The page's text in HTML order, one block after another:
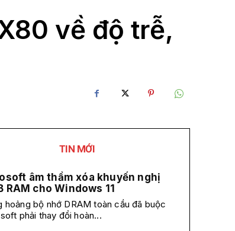
về độ trễ,
TIN MỚI
âm thầm xóa khuyến nghị
RAM cho Windows 11
hoảng bộ nhớ DRAM toàn cầu đã buộc
phải thay đổi hoàn...